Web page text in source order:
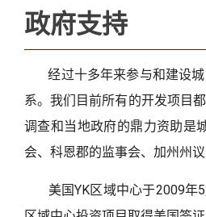
政府支持
经过十多年来参与和建设城
系。我们目前所有的开发项目
调查和当地政府的鼎力资助是
会、科恩郡的监事会、加州州
美国YK区域中心于2009年5